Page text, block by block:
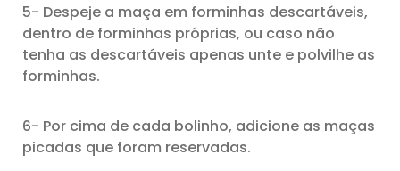
5- Despeje a maça em forminhas descartáveis,
dentro de forminhas próprias, ou caso não
tenha as descartáveis apenas unte e polvilhe as
forminhas.
6- Por cima de cada bolinho, adicione as maças
picadas que foram reservadas.